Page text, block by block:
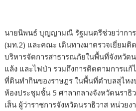
นายนิพนธ์ บุญญามณี รัฐมนตรีช่วยว่าการ
(มท.2) และคณะ เดินทางมาตรวจเยี่ยม
บริหารจัดการสาธารณภัยในพื้นที่จังหวัด
แล้ง และไฟป่า รวมถึงการติดตามการแ
ที่ดินทำกินของราษฎร ในพื้นที่ตำบลสุไห
ห้องประชุมชั้น 5 ศาลากลางจังหวัดนราธิ
เส็น ผู้ว่าราชการจังหวัดนราธิวาส หน่วยง